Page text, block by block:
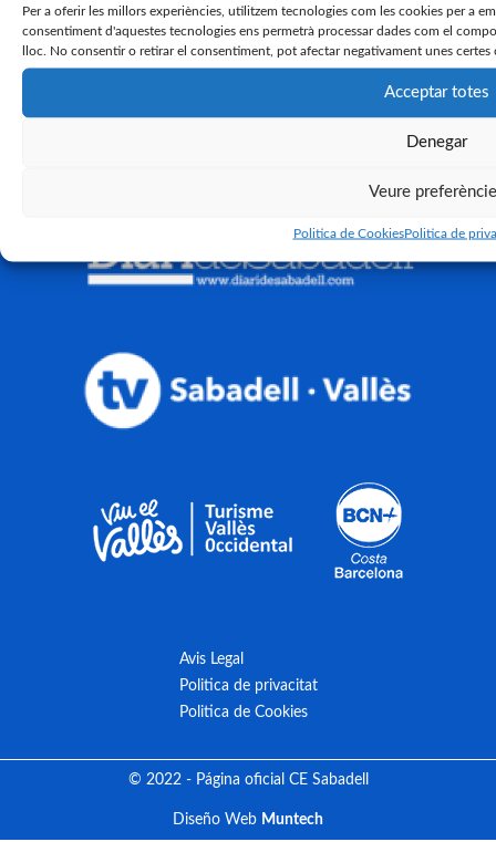
Per a oferir les millors experiències, utilitzem tecnologies com les cookies per a
consentiment d'aquestes tecnologies ens permetrà processar dades com el
lloc. No consentir o retirar el consentiment, pot afectar negativament unes certes
Acceptar totes
Denegar
Veure
Politica de CookiesPolitica de
Avis Legal
Politica de privacitat
Politica de Cookies
© 2022 - Página oficial CE Sabadell
Diseño Web Muntech